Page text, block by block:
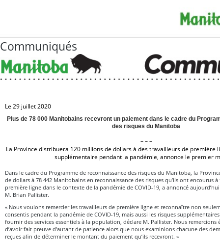
Communiqués
Le 29 juillet 2020
Plus de 78 000 Manitobains recevront un paiement dans le cadre du
des risques du Manitoba
– – –
La Province distribuera 120 millions de dollars à des travailleurs de première
supplémentaire pendant la pandémie, annonce le premier
Dans le cadre du Programme de reconnaissance des risques du Manitoba, la
de dollars à 78 442 Manitobains en reconnaissance des risques qu’ils ont encourus
première ligne dans le contexte de la pandémie de COVID-19, a annoncé
M. Brian Pallister.
« Nous voulons remercier les travailleurs de première ligne et reconnaître non
consentis pendant la pandémie de COVID-19, mais aussi les risques
fournir des services essentiels à la population, déclare M. Pallister. Nous remercions
d’avoir fait preuve d’autant de patience alors que nous examinions chacune des
reçues afin de déterminer le montant du paiement qu’ils recevront. »